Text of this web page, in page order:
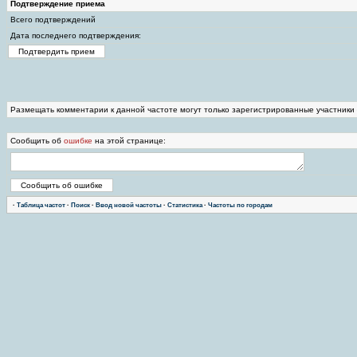
Подтверждение приема
Всего подтверждений
Дата последнего подтверждения:
Размещать комментарии к данной частоте могут только зарегистрированные
Сообщить об ошибке на этой странице:
· Таблица частот · Поиск · Ввод новой частоты · Статистика· Частоты по городам